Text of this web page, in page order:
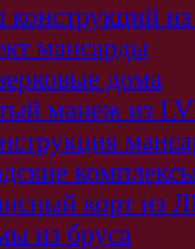
конструкций
мансарды
дома
манеж из
корт из
из бруса